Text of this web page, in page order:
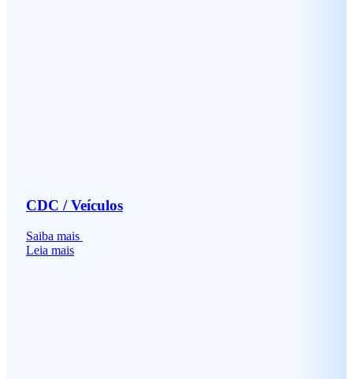
CDC / Veículos
Saiba mais
Leia mais